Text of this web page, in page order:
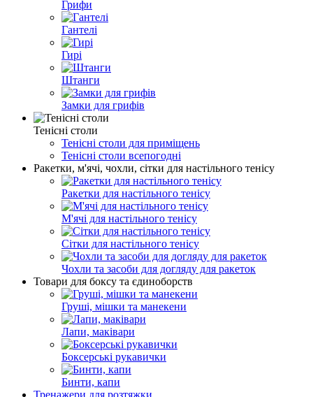
Грифи
Гантелі
Гирі
Штанги
Замки для грифів
Тенісні столи
Тенісні столи для приміщень
Тенісні столи всепогодні
Ракетки, м'ячі, чохли, сітки для настільного тенісу
Ракетки для настільного тенісу
М'ячі для настільного тенісу
Сітки для настільного тенісу
Чохли та засоби для догляду для ракеток
Товари для боксу та єдиноборств
Груші, мішки та манекени
Лапи, маківари
Боксерські рукавички
Бинти, капи
Тренажери для розтяжки